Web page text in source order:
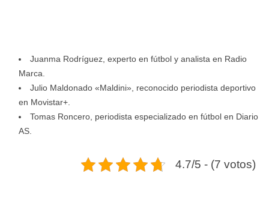
Juanma Rodríguez, experto en fútbol y analista en Radio
Marca.
Julio Maldonado «Maldini», reconocido periodista deportivo
en Movistar+.
Tomas Roncero, periodista especializado en fútbol en Diario
AS.
4.7/5 - (7 votos)